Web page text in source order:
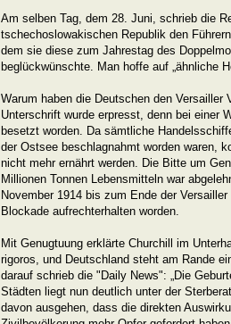
Am selben Tag, dem 28. Juni, schrieb die
tschechoslowakischen Republik den
dem sie diese zum Jahrestag des
beglückwünschte. Man hoffe auf „ähnliche
Warum haben die Deutschen den Versailler
Unterschrift wurde erpresst, denn bei einer
besetzt worden. Da sämtliche
der Ostsee beschlagnahmt worden waren,
nicht mehr ernährt werden. Die Bitte um
Millionen Tonnen Lebensmitteln war
November 1914 bis zum Ende der
Blockade aufrechterhalten worden.
Mit Genugtuung erklärte Churchill im
rigoros, und Deutschland steht am Rande
darauf schrieb die "Daily News": „Die
Städten liegt nun deutlich unter der
davon ausgehen, dass die direkten